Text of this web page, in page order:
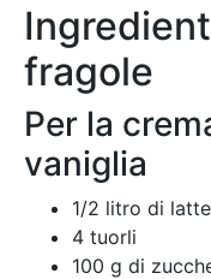
fragole
Per la
vaniglia
1/2 litro di latte
4 tuorli
100 g di